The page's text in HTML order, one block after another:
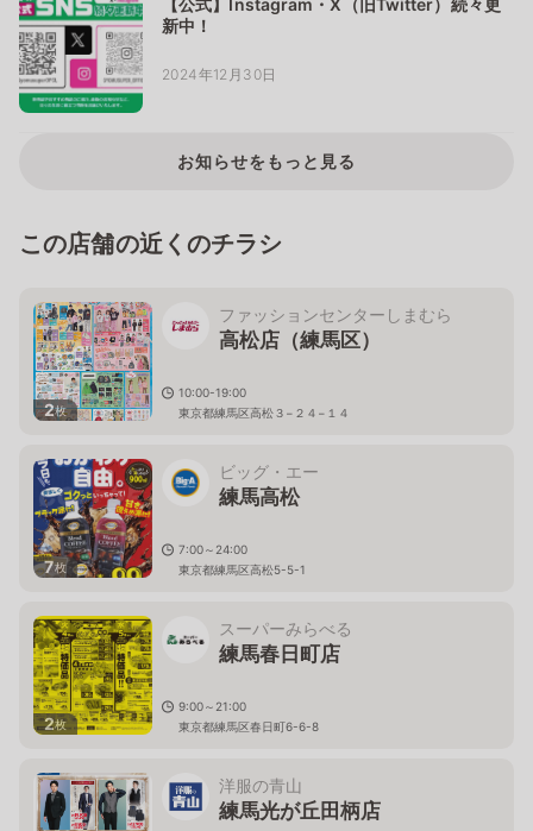
【公式】Instagram・X（旧Twitter）続々更
新中！
2024年12月30日
お知らせをもっと見る
この店舗の近くのチラシ
2枚
ファッションセンターしまむら
高松店（練馬区）
10:00-19:00
東京都練馬区高松３−２４−１４
7枚
ビッグ・エー
練馬高松
7:00～24:00
東京都練馬区高松5-5-1
2枚
スーパーみらべる
練馬春日町店
9:00～21:00
東京都練馬区春日町6-6-8
洋服の青山
練馬光が丘田柄店